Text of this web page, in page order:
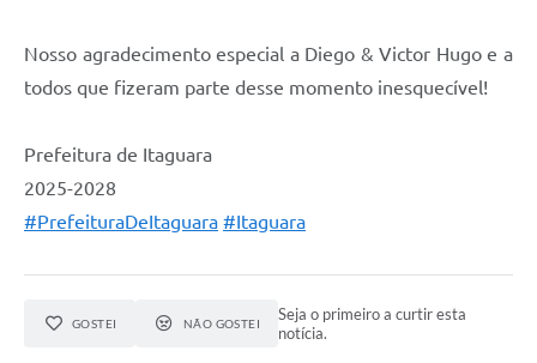
Nosso agradecimento especial a Diego & Victor Hugo e a
todos que fizeram parte desse momento inesquecível!
Prefeitura de Itaguara
2025-2028
#PrefeituraDeItaguara #Itaguara
GOSTEI NÃO GOSTEI
Seja o primeiro a curtir esta
notícia.